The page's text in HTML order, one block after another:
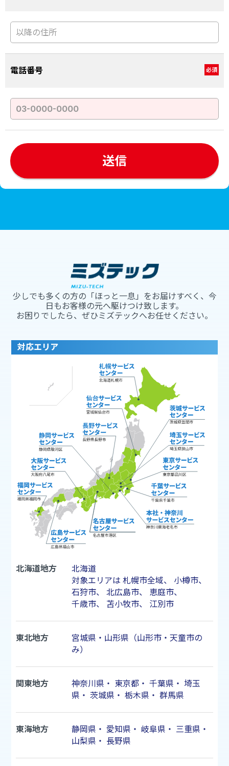
電話番号 必須
少しでも多くの方の「ほっと一息」をお届けすべく、今
日もお客様の元へ駆けつけ致します。
お困りでしたら、ぜひミズテックへお任せください。
対応エリア
北海道地方
北海道
対象エリアは 札幌市全域、 小樽市、
石狩市、 北広島市、 恵庭市、
千歳市、 苫小牧市、 江別市
東北地方
宮城県・山形県（山形市・天童市の
み）
関東地方 神奈川県 ・ 東京都・ 千葉県 ・ 埼玉
県 ・ 茨城県 ・ 栃木県 ・ 群馬県
東海地方 静岡県 ・ 愛知県 ・ 岐阜県 ・ 三重県 ・
山梨県 ・ 長野県